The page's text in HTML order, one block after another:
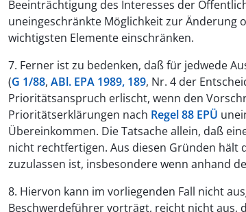
Beeinträchtigung des Interesses der
uneingeschränkte Möglichkeit zur
wichtigsten Elemente einschränken.
7. Ferner ist zu bedenken, daß für jedwede
(G 1/88, ABl. EPA 1989, 189, Nr. 4 der
Prioritätsanspruch erlischt, wenn den
Prioritätserklärungen nach Regel 88 EPÜ
Übereinkommen. Die Tatsache allein, daß
nicht rechtfertigen. Aus diesen Gründen hält
zuzulassen ist, insbesondere wenn anhand
8. Hiervon kann im vorliegenden Fall nicht
Beschwerdeführer vorträgt, reicht nicht aus,